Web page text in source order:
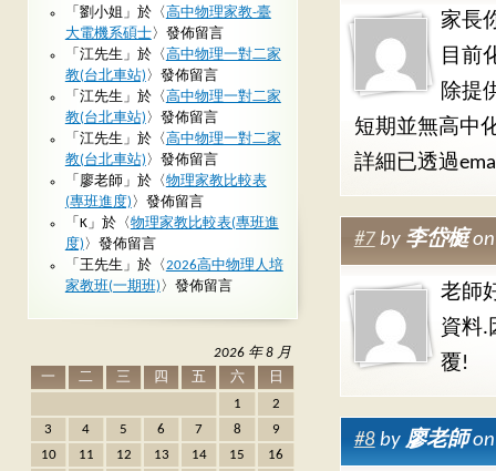
家長
目前
除提
短期並無高中
詳細已透過
#7by 李岱榳on
老師
資料.
覆!
#8by 廖老師on
「 劉小姐 」於〈 高中物理家教-臺
大電機系碩士〉發佈留言
「 江先生 」於〈 高中物理一對二家
教(台北車站) 〉發佈留言
「 江先生 」於〈 高中物理一對二家
教(台北車站) 〉發佈留言
「 江先生 」於〈 高中物理一對二家
教(台北車站) 〉發佈留言
「 廖老師 」於〈物理家教比較表
(專班進度) 〉發佈留言
「 K」於〈物理家教比較表(專班進
度) 〉發佈留言
「 王先生 」於〈2026高中物理人培
家教班(一期班) 〉發佈留言
2026 年 8 月
一
二 三 四 五 六
日
1
2
3
4 5 6 7 8
9
10
11 12 13 14 15
16